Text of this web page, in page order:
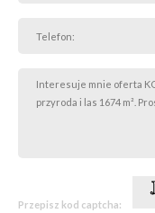
Przepisz kod captcha: